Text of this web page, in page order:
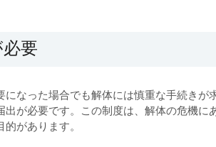
要
なった場合でも解体には慎重な手続きが
が必要です。この制度は、解体の危機に
があります。